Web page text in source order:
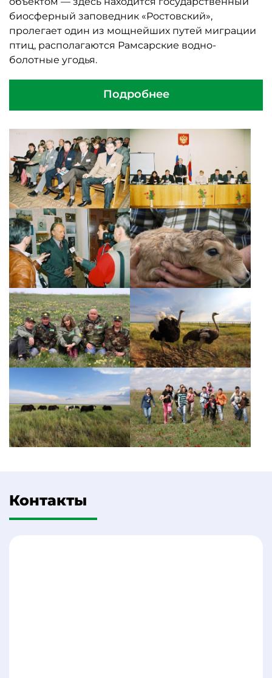
биосферный заповедник «Ростовский»,
пролегает один из мощнейших путей миграции
птиц, располагаются Рамсарские водно-
болотные угодья.
Подробнее
Контакты